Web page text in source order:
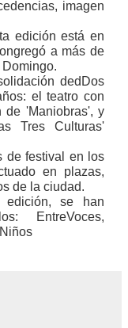
imagen
edición está en
a más de
dedDos
el teatro con
de 'Maniobras', y
Tres Culturas'
de festival en los
en plazas,
de la ciudad.
se han
EntreVoces,